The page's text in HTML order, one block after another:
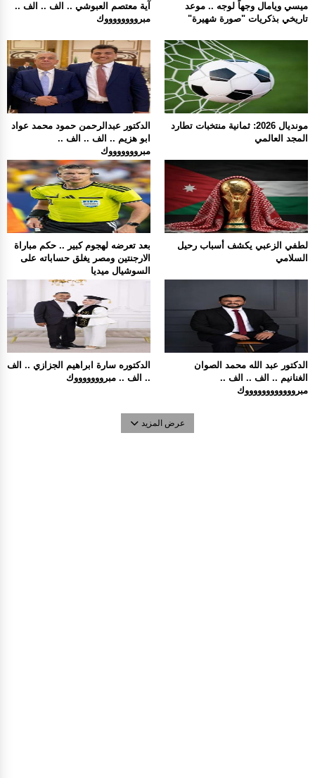
آية معتصم العبوشي .. الف .. الف ..
مبرووووووووك
ميسي ويامال وجهاً لوجه .. موعد
تاريخي بذكريات "صورة شهيرة"
الدكتور عبدالرحمن حمود محمد عواد
ابو هزيم .. الف .. الف ..
مبروووووووك
مونديال 2026: ثمانية منتخبات تطارد
المجد العالمي
بعد تعرضه لهجوم كبير .. حكم مباراة
الارجنتين ومصر يغلق حساباته على
السوشيال ميديا
لطفي الزعبي يكشف أسباب رحيل
السلامي
الدكتوره سارة ابراهيم الجزازي .. الف
.. الف .. مبروووووووك
الدكتور عبد الله محمد الصوان
الغنانيم .. الف .. الف ..
مبرووووووووووووك
عرض المزيد